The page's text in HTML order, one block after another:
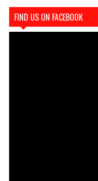
FIND US ON FACEBOOK